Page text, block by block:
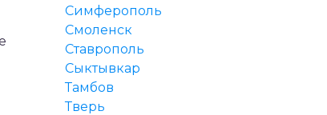
Симферополь
Смоленск
Ставрополь
Сыктывкар
Тамбов
Тверь